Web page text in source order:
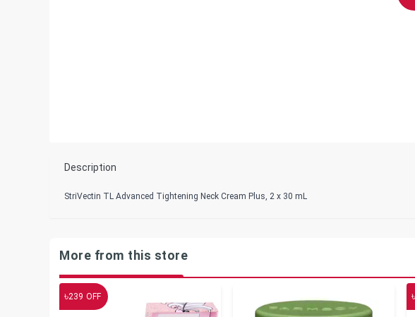
Description
StriVectin TL Advanced Tightening Neck Cream Plus, 2 x 30 mL
More from this store
৳239 OFF ৳